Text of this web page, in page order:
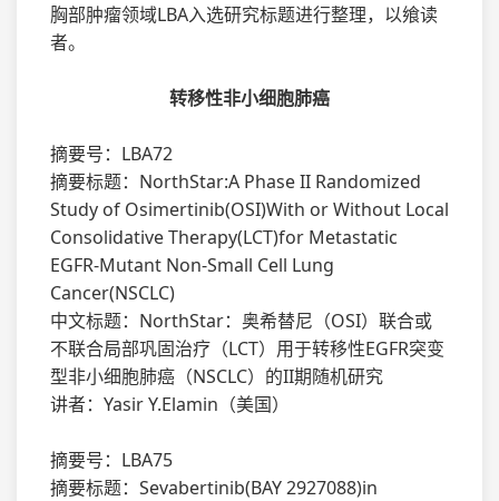
胸部肿瘤领域LBA入选研究标题进行整理，以飨读
者。
转移性非小细胞肺癌
摘要号：LBA72
摘要标题：NorthStar:A Phase II Randomized
Study of Osimertinib(OSI)With or Without Local
Consolidative Therapy(LCT)for Metastatic
EGFR-Mutant Non-Small Cell Lung
Cancer(NSCLC)
中文标题：NorthStar：奥希替尼（OSI）联合或
不联合局部巩固治疗（LCT）用于转移性EGFR突变
型非小细胞肺癌（NSCLC）的II期随机研究
讲者：Yasir Y.Elamin（美国）
摘要号：LBA75
摘要标题：Sevabertinib(BAY 2927088)in